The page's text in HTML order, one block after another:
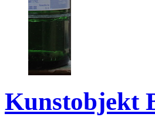
Kunstobjekt